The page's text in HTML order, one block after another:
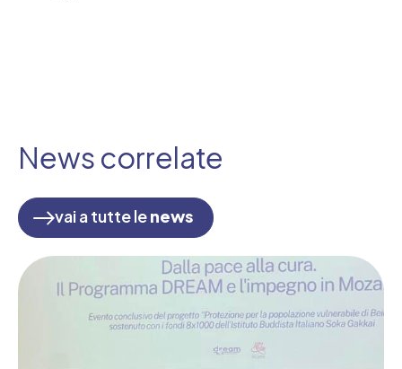
News correlate
vai a tutte lenews